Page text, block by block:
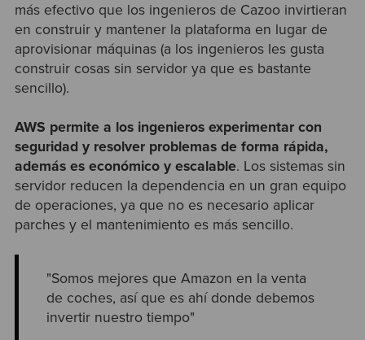
más efectivo que los ingenieros de Cazoo invirtieran
en construir y mantener la plataforma en lugar de
aprovisionar máquinas (a los ingenieros les gusta
construir cosas sin servidor ya que es bastante
sencillo).
AWS permite a los ingenieros experimentar con
seguridad y resolver problemas de forma rápida,
además es económico y escalable. Los sistemas sin
servidor reducen la dependencia en un gran equipo
de operaciones, ya que no es necesario aplicar
parches y el mantenimiento es más sencillo.
"Somos mejores que Amazon en la venta
de coches, así que es ahí donde debemos
invertir nuestro tiempo"